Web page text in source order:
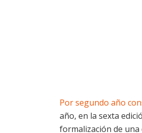
Por segundo año
año, en la sexta
formalización de una